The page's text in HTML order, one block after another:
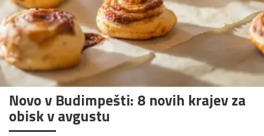
Novo v Budimpešti: 8 novih krajev za
obisk v avgustu